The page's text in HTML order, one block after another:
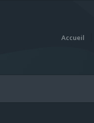
Accueil